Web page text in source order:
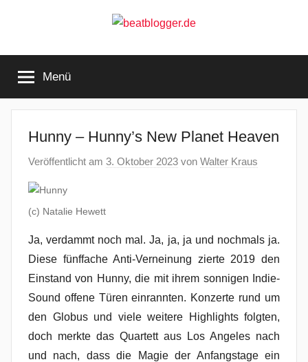
beatblogger.de
the
beat
goes
Menü
Hunny – Hunny’s New Planet Heaven
Veröffentlicht am 3. Oktober 2023 von Walter Kraus
(c) Natalie Hewett
Ja, verdammt noch mal. Ja, ja, ja und nochmals ja.
Diese fünffache Anti-Verneinung zierte 2019 den
Einstand von Hunny, die mit ihrem sonnigen Indie-
Sound offene Türen einrannten. Konzerte rund um
den Globus und viele weitere Highlights folgten,
doch merkte das Quartett aus Los Angeles nach
und nach, dass die Magie der Anfangstage ein